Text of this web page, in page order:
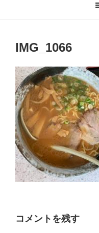
IMG_1066
コメントを残す